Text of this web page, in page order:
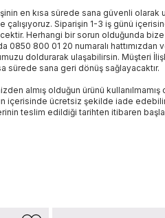
en kısa sürede sana güvenli olarak
çalışıyoruz. Siparişin 1-3 iş günü
Herhangi bir sorun olduğunda bize
0850 800 01 20 numaralı hattımızdan
doldurarak ulaşabilirsin. Müşteri
sürede sana geri dönüş sağlayacaktır.
almış olduğun ürünü kullanılmamış
içerisinde ücretsiz şekilde iade
teslim edildiği tarihten itibaren